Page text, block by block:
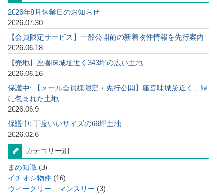
2026年8月休業日のお知らせ
2026.07.30
【会員限定サービス】一般公開前の新着物件情報を先行案内
2026.06.18
【売地】座喜味城址近く343坪の広い土地
2026.06.16
保護中: 【メール会員様限定・先行公開】座喜味城跡近く、緑
に包まれた土地
2026.06.9
保護中: 丁度いいサイズの66坪土地
2026.02.6
カテゴリー別
まめ知識 (3)
イチオシ物件 (16)
ウィークリー、マンスリー (3)